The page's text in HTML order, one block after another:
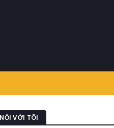
VỚI TÔI